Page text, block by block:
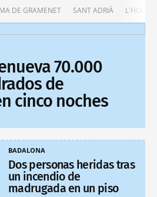
DE GRAMENET SANT ADRIÀ
70.000
de
cinco noches
BADALONA
Dos personas heridas tras
un incendio de
madrugada en un piso